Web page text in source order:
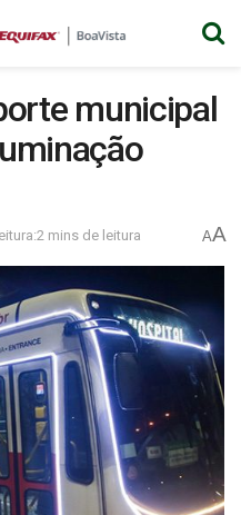
municipal
mins de leitura AA